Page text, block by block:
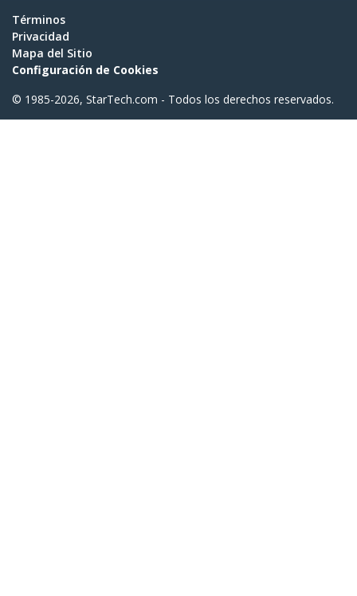
Términos
Privacidad
Mapa del Sitio
Configuración de Cookies
© 1985-2026, StarTech.com - Todos los derechos reservados.